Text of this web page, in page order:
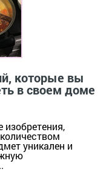
которые вы
в своем доме
уникален и